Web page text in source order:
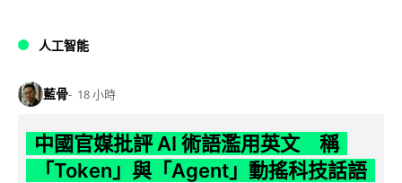
人工智能
藍骨 18 小時
中國官媒批評 AI 術語濫用英文 稱
「Token」與「Agent」動搖科技話語